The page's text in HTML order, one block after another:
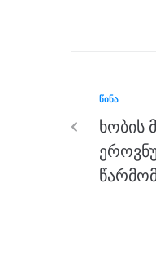
b
o
o
k
ᲬᲘᲜᲐ
ხობის